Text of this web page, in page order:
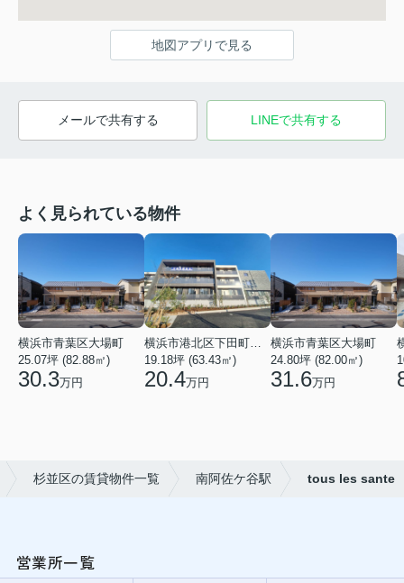
地図アプリで見る
メールで共有する LINEで共有する
よく見られている物件
横浜市青葉区大場町
25.07坪 (82.88㎡)
30.3万円
19.18坪 (63.43㎡)
20.4万円
横浜市青葉区大場町
24.80坪 (82.00㎡)
31.6万円
杉並区の賃貸物件一覧 南阿佐ケ谷駅 tous les sante
営業所一覧